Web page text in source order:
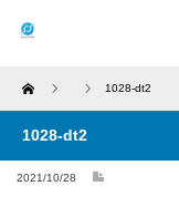
Home 1028-dt2
1028-dt2
2021/10/28